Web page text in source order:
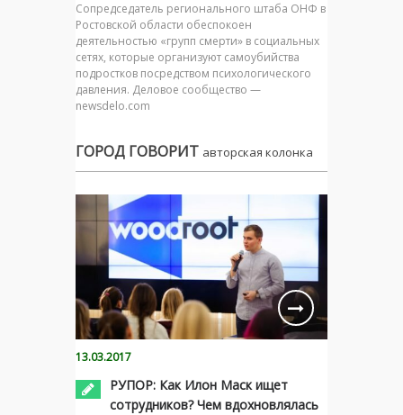
Сопредседатель регионального штаба ОНФ в
Ростовской области обеспокоен
деятельностью «групп смерти» в социальных
сетях, которые организуют самоубийства
подростков посредством психологического
давления. Деловое сообщество —
newsdelo.com
ГОРОД ГОВОРИТ авторская колонка
13.03.2017
РУПОР: Как Илон Маск ищет
сотрудников? Чем вдохновлялась